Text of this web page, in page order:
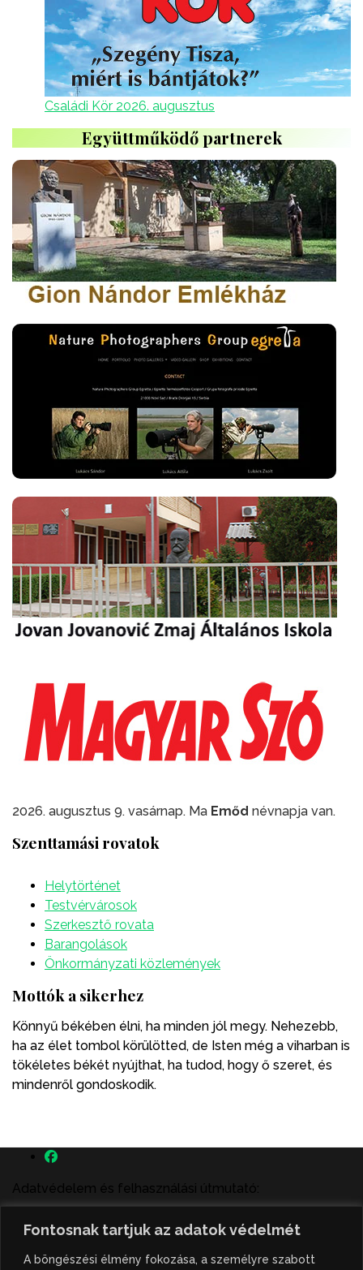
Fontosnak tartjuk az adatok védelmét
A böngészési élmény fokozása, a személyre szabott
Családi Kör 2026. augusztus
Együttműködő partnerek
2026. augusztus 9. vasárnap. Ma Emőd névnapja van.
Szenttamási rovatok
Helytörténet
Testvérvárosok
Szerkesztő rovata
Barangolások
Önkormányzati közlemények
Mottók a sikerhez
Könnyű békében élni, ha minden jól megy. Nehezebb,
ha az élet tombol körülötted, de Isten még a viharban is
tökéletes békét nyújthat, ha tudod, hogy ő szeret, és
mindenről gondoskodik.
Adatvédelem és felhasználási útmutató:
A szenttamás.rs magyar nyelvű internetes hírportálon
megjelenő szerzői írások, a híranyag és minden egyéb
tartalom a portált működtető Gion Nándor Kulturális